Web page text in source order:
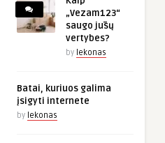
„Vezam123“
saugo jūsų
vertybes?
by lekonas
Batai, kuriuos galima
įsigyti internete
by lekonas